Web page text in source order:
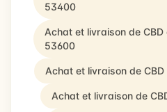
53400
Achat et livraison de
53600
Achat et livraison de
Achat et livraison de